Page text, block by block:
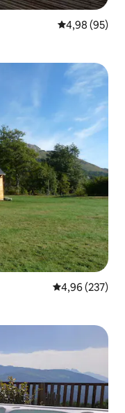
Gemiddelde
4,98 (95)
Gemiddelde
4,96 (237)